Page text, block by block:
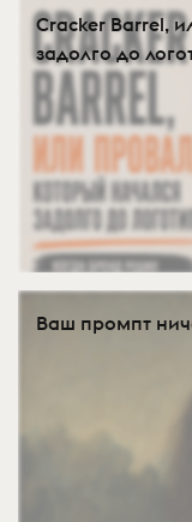
Cracker Barrel,
задолго до
Ваш промпт